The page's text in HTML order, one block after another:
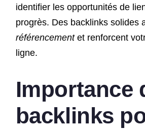
identifier les opportunités de
progrès. Des backlinks solides
référencementet renforcent
ligne.
Importance
backlinks